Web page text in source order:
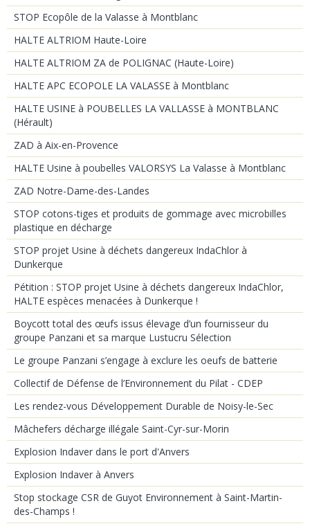
STOP Ecopôle de la Valasse à Montblanc
HALTE ALTRIOM Haute-Loire
HALTE ALTRIOM ZA de POLIGNAC (Haute-Loire)
HALTE APC ECOPOLE LA VALASSE à Montblanc
HALTE USINE à POUBELLES LA VALLASSE à MONTBLANC
(Hérault)
ZAD à Aix-en-Provence
HALTE Usine à poubelles VALORSYS La Valasse à Montblanc
ZAD Notre-Dame-des-Landes
STOP cotons-tiges et produits de gommage avec microbilles
plastique en décharge
STOP projet Usine à déchets dangereux IndaChlor à
Dunkerque
Pétition : STOP projet Usine à déchets dangereux IndaChlor,
HALTE espèces menacées à Dunkerque !
Boycott total des œufs issus élevage d’un fournisseur du
groupe Panzani et sa marque Lustucru Sélection
Le groupe Panzani s’engage à exclure les oeufs de batterie
Collectif de Défense de l’Environnement du Pilat - CDEP
Les rendez-vous Développement Durable de Noisy-le-Sec
Mâchefers décharge illégale Saint-Cyr-sur-Morin
Explosion Indaver dans le port d'Anvers
Explosion Indaver à Anvers
Stop stockage CSR de Guyot Environnement à Saint-Martin-
des-Champs !